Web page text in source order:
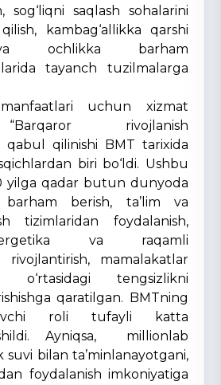
sog‘liqni saqlash sohalarini
kambag‘allikka qarshi
ochlikka barham
tayanch tuzilmalarga
uchun xizmat
rivojlanish
qabul qilinishi BMT tarixida
biri bo‘ldi. Ushbu
yilga qadar butun dunyoda
barham berish, ta’lim va
tizimlaridan foydalanish,
va raqamli
rivojlantirish, mamalakatlar
tengsizlikni
qaratilgan. BMTning
roli tufayli katta
Ayniqsa,
millionlab
bilan ta’minlanayotgani,
foydalanish imkoniyatiga